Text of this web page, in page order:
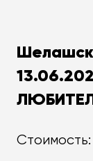
Стоимость: